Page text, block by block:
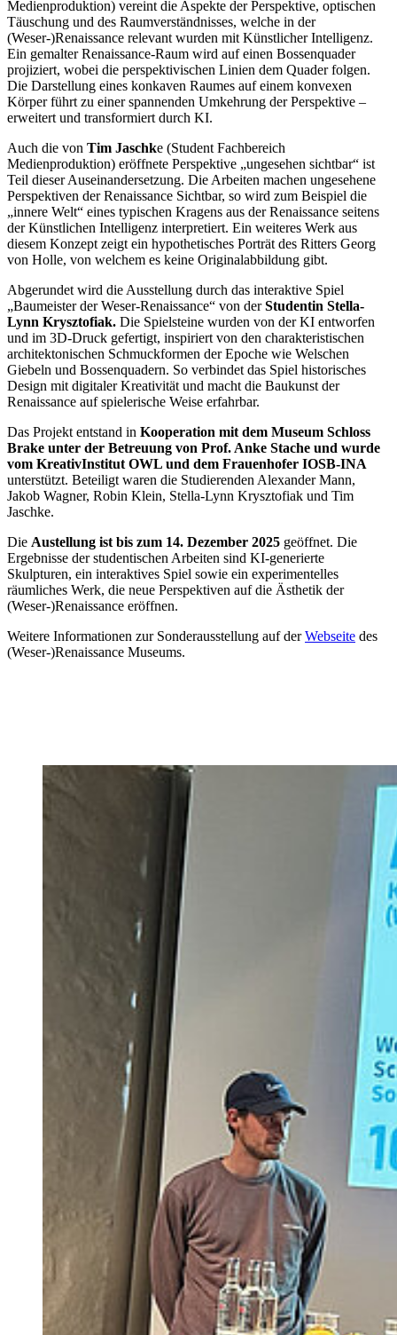
Medienproduktion) vereint die Aspekte der Perspektive, optischen
Täuschung und des Raumverständnisses, welche in der
(Weser-)Renaissance relevant wurden mit Künstlicher Intelligenz.
Ein gemalter Renaissance-Raum wird auf einen Bossenquader
projiziert, wobei die perspektivischen Linien dem Quader folgen.
Die Darstellung eines konkaven Raumes auf einem konvexen
Körper führt zu einer spannenden Umkehrung der Perspektive –
erweitert und transformiert durch KI.
Auch die von Tim Jaschke (Student Fachbereich
Medienproduktion) eröffnete Perspektive „ungesehen sichtbar“ ist
Teil dieser Auseinandersetzung. Die Arbeiten machen ungesehene
Perspektiven der Renaissance Sichtbar, so wird zum Beispiel die
„innere Welt“ eines typischen Kragens aus der Renaissance seitens
der Künstlichen Intelligenz interpretiert. Ein weiteres Werk aus
diesem Konzept zeigt ein hypothetisches Porträt des Ritters Georg
von Holle, von welchem es keine Originalabbildung gibt.
Abgerundet wird die Ausstellung durch das interaktive Spiel
„Baumeister der Weser-Renaissance“ von derStudentin Stella-
Lynn Krysztofiak. Die Spielsteine wurden von der KI entworfen
und im 3D-Druck gefertigt, inspiriert von den charakteristischen
architektonischen Schmuckformen der Epoche wie Welschen
Giebeln und Bossenquadern. So verbindet das Spiel historisches
Design mit digitaler Kreativität und macht die Baukunst der
Renaissance auf spielerische Weise erfahrbar.
Das Projekt entstand in Kooperation mit dem Museum Schloss
Brake unter der Betreuung von Prof. Anke Stache und wurde
vom KreativInstitut OWL und dem Frauenhofer IOSB-INA
unterstützt. Beteiligt waren die Studierenden Alexander Mann,
Jakob Wagner, Robin Klein, Stella-Lynn Krysztofiak und Tim
Jaschke.
Die Austellung ist bis zum 14. Dezember 2025 geöffnet. Die
Ergebnisse der studentischen Arbeiten sind KI-generierte
Skulpturen, ein interaktives Spiel sowie ein experimentelles
räumliches Werk, die neue Perspektiven auf die Ästhetik der
(Weser-)Renaissance eröffnen.
Weitere Informationen zur Sonderausstellung auf derWebseite des
(Weser-)Renaissance Museums.